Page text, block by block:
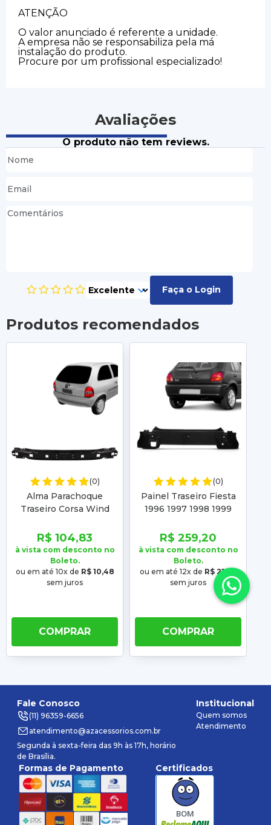
ATENÇÃO
O valor anunciado é referente a unidade.
A empresa não se responsabiliza pela má
instalação do produto.
Procure por um profissional especializado!
Avaliações
O produto não tem reviews.
Faça o Login
Produtos recomendados
(0)
Alma Parachoque
Traseiro Corsa Wind
1997 1998 1999 2000
2001 2002
R$ 104,83
à vista com desconto no
Boleto.
ou em até 10x de R$ 10,48
sem juros
COMPRAR
(0)
Painel Traseiro Fiesta
1996 1997 1998 1999
R$ 259,20
à vista com desconto no
Boleto.
ou em até 12x de R$ 21,60
sem juros
COMPRAR
Fale Conosco
(11) 96359-6656
atendimento@azacessorios.com.br
Segunda à sexta-feira das 9h às 17h, horário
de Brasília.
Institucional
Quem somos
Atendimento
Formas de Pagamento Certificados
BOM